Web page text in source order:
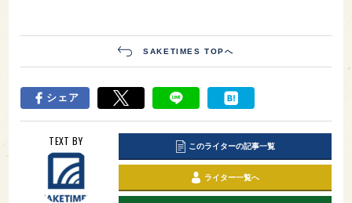
SAKETIMES TOPへ
シェア
TEXT BY このライターの記事一覧
ライター一覧へ